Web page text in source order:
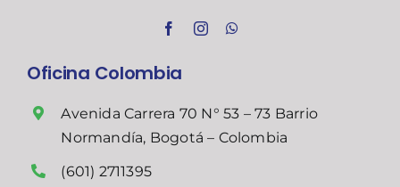
Oficina Colombia
Avenida Carrera 70 N° 53 – 73 Barrio
Normandía, Bogotá – Colombia
(601) 2711395